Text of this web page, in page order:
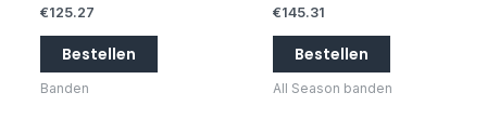
€125.27
Bestellen
Banden
€145.31
Bestellen
All Season banden